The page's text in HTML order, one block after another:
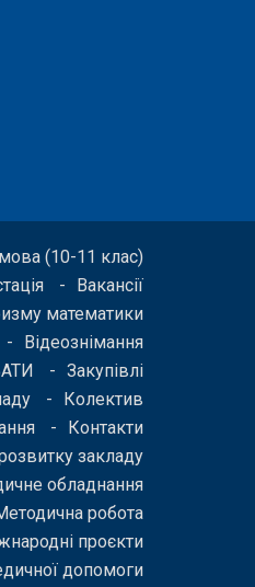
(10-11 клас)
Вакансії
математики
Відеознімання
Закупівлі
Колектив
Контакти
закладу
обладнання
робота
проєкти
допомоги